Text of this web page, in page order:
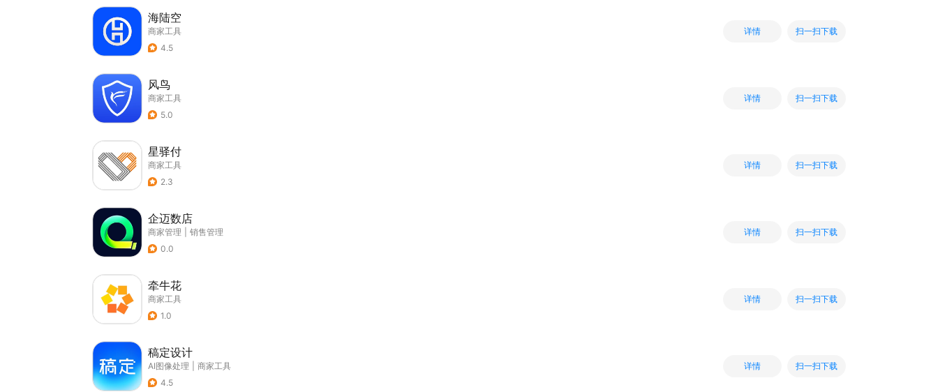
海陆空
商家工具
4.5
详情 扫一扫下载
风鸟
商家工具
5.0
详情 扫一扫下载
星驿付
商家工具
2.3
详情 扫一扫下载
企迈数店
商家管理
销售管理
0.0
详情 扫一扫下载
牵牛花
商家工具
1.0
详情 扫一扫下载
稿定设计
AI图像处理
商家工具
4.5
详情 扫一扫下载